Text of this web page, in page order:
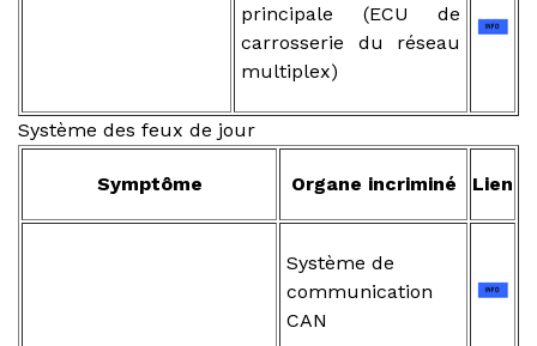
principale (ECU de
carrosserie du réseau
multiplex)
Système des feux de jour
Symptôme Organe incriminé Lien
Système de
communication
CAN